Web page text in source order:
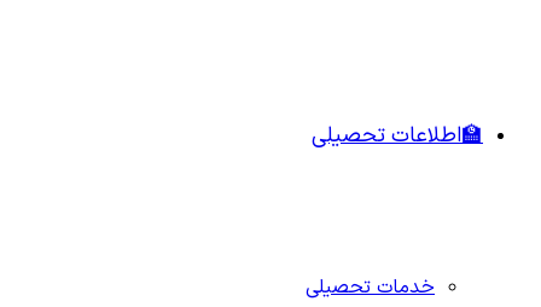
🏫اطلاعات تحصیلی
خدمات تحصیلی